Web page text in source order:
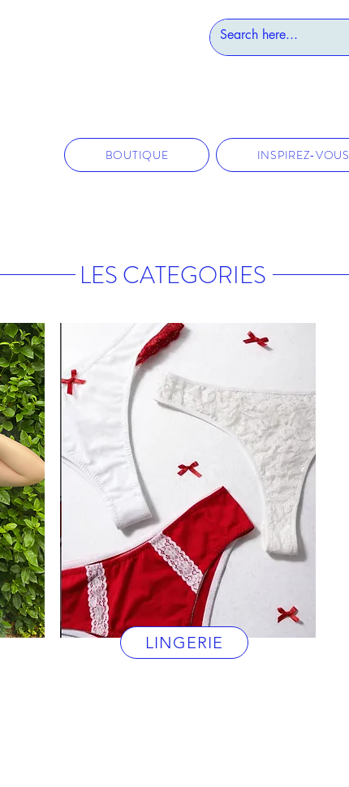
BOUTIQUE INSPIREZ-VOUS
LES CATEGORIES
LINGERIE